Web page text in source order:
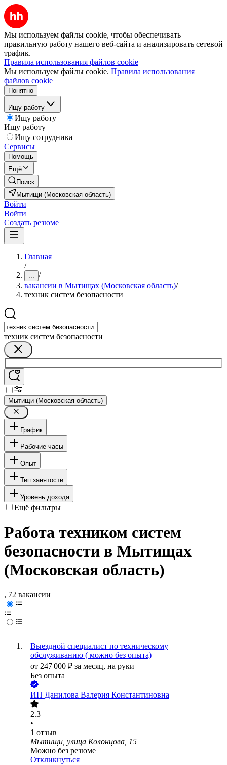
Мы используем файлы cookie, чтобы обеспечивать
правильную работу нашего веб-сайта и анализировать сетевой
трафик.
Правила использования файлов cookie
Мы используем файлы cookie. Правила использования
файлов cookie
Понятно
Ищу работу
Ищу работу
Ищу работу
Ищу сотрудника
Сервисы
Помощь
Ещё
Поиск
Мытищи (Московская область)
Войти
Войти
Создать резюме
Главная
/
... /
вакансии в Мытищах (Московская область)/
техник систем безопасности
техник систем безопасности
Мытищи (Московская область)
График
Рабочие часы
Опыт
Тип занятости
Уровень дохода
Ещё фильтры
Работа техником систем
безопасности в Мытищах
(Московская область)
, 72 вакансии
Выездной специалист по техническому
обслуживанию ( можно без опыта)
от 247 000 ₽ за месяц, на руки
Без опыта
ИП Данилова Валерия Константиновна
2.3
•
1 отзыв
Мытищи, улица Колонцова, 15
Можно без резюме
Откликнуться